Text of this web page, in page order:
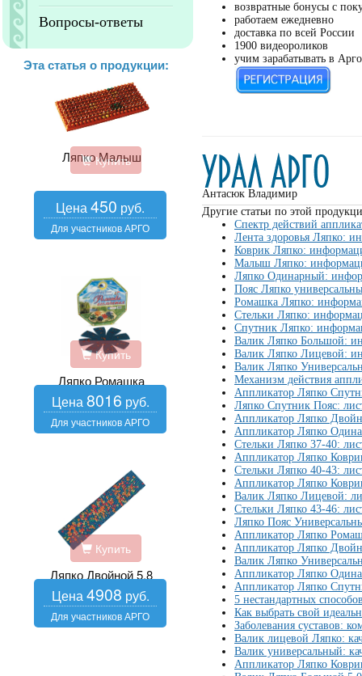
Вопросы-ответы
Эта статья о продукции:
Купить
Ляпко Малыш
450
Купить
Ляпко Ромашка
8016
Купить
Ляпко Двойной 5,8
4908
возвратные бонусы с
работаем ежедневно
доставка по всей России
1900 видеороликов
учим зарабатывать в Арго
Антасюк Владимир
Другие статьи по этой
Спектр действий
Лента здоровья Ляпко:
Коврик Ляпко:
Малыш Ляпко:
Ляпко Одинарный:
Пояс Ляпко
Ромашка Ляпко:
Стельки Ляпко:
Спутник Ляпко:
Валик Ляпко Большой:
Валик Ляпко Лицевой:
Валик Ляпко
Механизм действия
Аппликатор Ляпко
Ляпко Спутник Пояс:
Аппликатор Ляпко
Аппликатор Ляпко
Стельки Ляпко 37-40:
Аппликатор Ляпко
Стельки Ляпко 40-43:
Аппликатор Ляпко
Валик Ляпко Лицевой:
Стельки Ляпко 43-46:
Ляпко Пояс
Аппликатор Ляпко
Аппликатор Ляпко
Валик Ляпко
Аппликатор Ляпко
Аппликатор Ляпко
5 нестандартных
Как выбрать свой
Заболевания суставов:
Валик лицевой Ляпко:
Валик универсальный:
Аппликатор Ляпко